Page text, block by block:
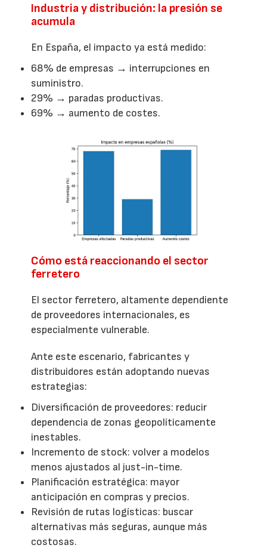
Industria y distribución: la presión se
acumula
En España, el impacto ya está medido:
68% de empresas → interrupciones en
suministro.
29% → paradas productivas.
69% → aumento de costes.
Cómo está reaccionando el sector
ferretero
El sector ferretero, altamente dependiente
de proveedores internacionales, es
especialmente vulnerable.
Ante este escenario, fabricantes y
distribuidores están adoptando nuevas
estrategias:
Diversificación de proveedores: reducir
dependencia de zonas geopolíticamente
inestables.
Incremento de stock: volver a modelos
menos ajustados al just-in-time.
Planificación estratégica: mayor
anticipación en compras y precios.
Revisión de rutas logísticas: buscar
alternativas más seguras, aunque más
costosas.